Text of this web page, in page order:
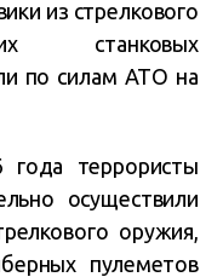
из стрелкового
станковых
по силам АТО на
террористы
осуществили
оружия,
пулеметов